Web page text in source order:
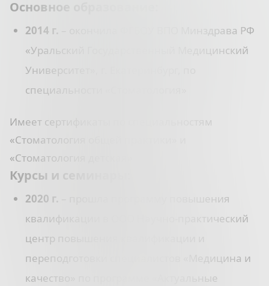
Основное образование:
2014 г. – окончила ФГБОУ ВПО Минздрава РФ
«Уральский Государственный Медицинский
Университет», г. Екатеринбург, по
специальности «Стоматология»
Имеет сертификаты по специальностям
«Стоматология общей практики» и
«Стоматология детская»
Курсы и семинары:
2020 г. – прошла программу повышения
квалификации в ООО Научно-практический
центр повышения квалификации и
переподготовки специалистов «Медицина и
качество» по программе «Актуальные